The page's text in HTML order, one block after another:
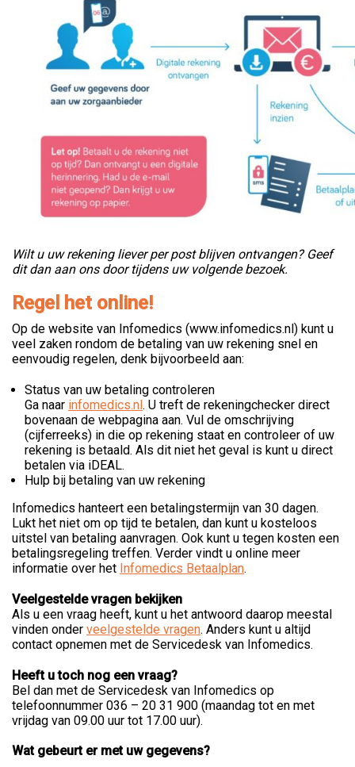
Wilt u uw rekening liever per post blijven ontvangen? Geef
dit dan aan ons door tijdens uw volgende bezoek.
Regel het online!
Op de website van Infomedics (www.infomedics.nl) kunt u
veel zaken rondom de betaling van uw rekening snel en
eenvoudig regelen, denk bijvoorbeeld aan:
Status van uw betaling controleren
Ga naar infomedics.nl . U treft de rekeningchecker direct
bovenaan de webpagina aan. Vul de omschrijving
(cijferreeks) in die op rekening staat en controleer of uw
rekening is betaald. Als dit niet het geval is kunt u direct
betalen via iDEAL.
Hulp bij betaling van uw rekening
Infomedics hanteert een betalingstermijn van 30 dagen.
Lukt het niet om op tijd te betalen, dan kunt u kosteloos
uitstel van betaling aanvragen. Ook kunt u tegen kosten een
betalingsregeling treffen. Verder vindt u online meer
informatie over het Infomedics Betaalplan.
Veelgestelde vragen bekijken
Als u een vraag heeft, kunt u het antwoord daarop meestal
vinden onder veelgestelde vragen. Anders kunt u altijd
contact opnemen met de Servicedesk van Infomedics.
Heeft u toch nog een vraag?
Bel dan met de Servicedesk van Infomedics op
telefoonnummer 036 – 20 31 900 (maandag tot en met
vrijdag van 09.00 uur tot 17.00 uur).
Wat gebeurt er met uw gegevens?